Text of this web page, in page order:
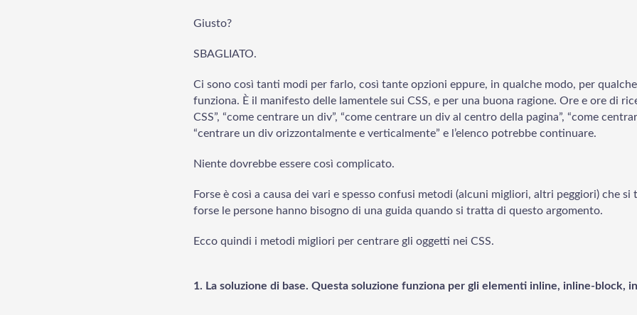
Giusto?
SBAGLIATO.
Ci sono così tanti modi per farlo, così tante opzioni eppure, in qualche modo, per
funziona. È il manifesto delle lamentele sui CSS, e per una buona ragione. Ore e ore di
CSS”, “come centrare un div”, “come centrare un div al centro della pagina”, “come
“centrare un div orizzontalmente e verticalmente” e l’elenco potrebbe continuare.
Niente dovrebbe essere così complicato.
Forse è così a causa dei vari e spesso confusi metodi (alcuni migliori, altri peggiori) che
forse le persone hanno bisogno di una guida quando si tratta di questo argomento.
Ecco quindi i metodi migliori per centrare gli oggetti nei CSS.
1. La soluzione di base. Questa soluzione funziona per gli elementi inline, inline-block,